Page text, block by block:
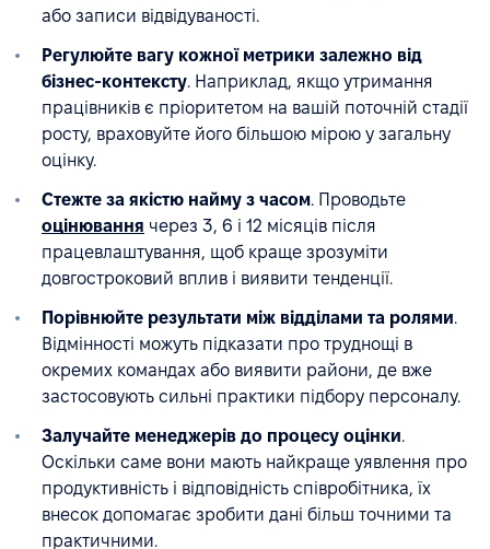
або записи відвідуваності.
Регулюйте вагу кожної метрики залежно від
бізнес-контексту. Наприклад, якщо утримання
працівників є пріоритетом на вашій поточній стадії
росту, враховуйте його більшою мірою у загальну
оцінку.
Стежте за якістю найму з часом. Проводьте
оцінювання через 3, 6 і 12 місяців після
працевлаштування, щоб краще зрозуміти
довгостроковий вплив і виявити тенденції.
Порівнюйте результати між відділами та ролями.
Відмінності можуть підказати про труднощі в
окремих командах або виявити райони, де вже
застосовують сильні практики підбору персоналу.
Залучайте менеджерів до процесу оцінки.
Оскільки саме вони мають найкраще уявлення про
продуктивність і відповідність співробітника, їх
внесок допомагає зробити дані більш точними та
практичними.